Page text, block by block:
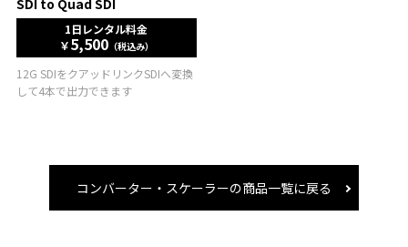
1日レンタル料金
￥5,500（税込み）
12G SDIをクアッドリンクSDIへ変換
して4本で出力できます
コンバーター・スケーラーの商品一覧に戻る